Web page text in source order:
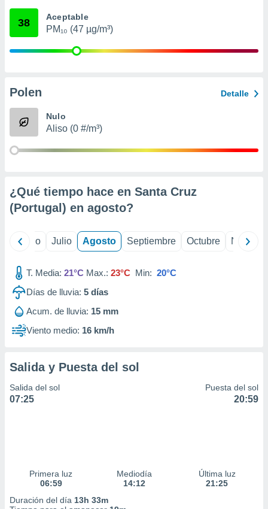
mediante
publicidad
de
38 Aceptable
PM₁₀ (47 µg/m³)
Polen Detalle
Nulo
Aliso (0 #/m³)
¿Qué tiempo hace en Santa Cruz
(Portugal) en agosto?
Junio Julio Agosto Septiembre Octubre
T. Media: 21°C Max.: 23°C Min: 20°C
Días de lluvia: 5 días
Acum. de lluvia: 15 mm
Viento medio: 16 km/h
Salida y Puesta del sol
Salida del sol
07:25
Puesta del sol
20:59
Primera luz
06:59
Mediodía
14:12
Última luz
21:25
Duración del día 13h 33m